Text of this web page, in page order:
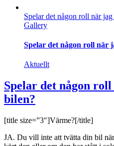
Spelar det någon roll när
Gallery
Spelar det någon roll när
Aktuellt
Spelar det någon
bilen?
[title size=”3″]Värme?[/title]
JA. Du vill inte att tvätta din bil